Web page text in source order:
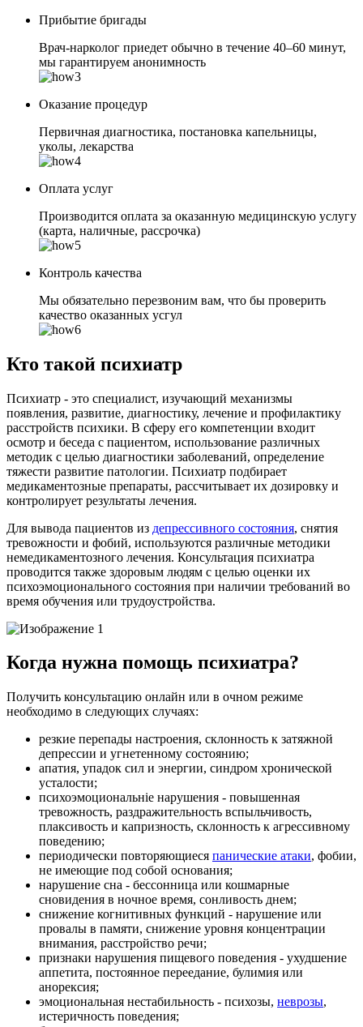
Прибытие бригады
Врач-нарколог приедет обычно в течение 40–60 минут,
мы гарантируем анонимность
Оказание процедур
Первичная диагностика, постановка капельницы,
уколы, лекарства
Оплата услуг
Производится оплата за оказанную медицинскую услугу
(карта, наличные, рассрочка)
Контроль качества
Мы обязательно перезвоним вам, что бы проверить
качество оказанных усгул
Кто такой психиатр
Психиатр - это специалист, изучающий механизмы
появления, развитие, диагностику, лечение и профилактику
расстройств психики. В сферу его компетенции входит
осмотр и беседа с пациентом, использование различных
методик с целью диагностики заболеваний, определение
тяжести развитие патологии. Психиатр подбирает
медикаментозные препараты, рассчитывает их дозировку и
контролирует результаты лечения.
Для вывода пациентов из депрессивного состояния, снятия
тревожности и фобий, используются различные методики
немедикаментозного лечения. Консультация психиатра
проводится также здоровым людям с целью оценки их
психоэмоционального состояния при наличии требований во
время обучения или трудоустройства.
Когда нужна помощь психиатра?
Получить консультацию онлайн или в очном режиме
необходимо в следующих случаях:
резкие перепады настроения, склонность к затяжной
депрессии и угнетенному состоянию;
апатия, упадок сил и энергии, синдром хронической
усталости;
психоэмоциональніе нарушения - повышенная
тревожность, раздражительность вспыльчивость,
плаксивость и капризность, склонность к агрессивному
поведению;
периодически повторяющиеся панические атаки, фобии,
не имеющие под собой основания;
нарушение сна - бессонница или кошмарные
сновидения в ночное время, сонливость днем;
снижение когнитивных функций - нарушение или
провалы в памяти, снижение уровня концентрации
внимания, расстройство речи;
признаки нарушения пищевого поведения - ухудшение
аппетита, постоянное переедание, булимия или
анорексия;
эмоциональная нестабильность - психозы, неврозы,
истеричность поведения;